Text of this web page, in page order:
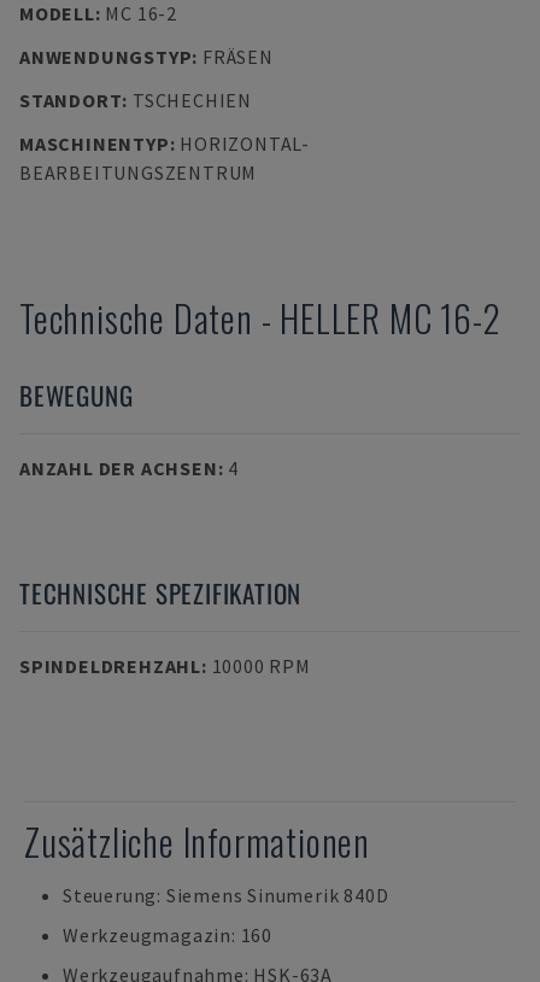
MODELL: MC 16-2
ANWENDUNGSTYP: FRÄSEN
STANDORT: TSCHECHIEN
MASCHINENTYP: HORIZONTAL-
BEARBEITUNGSZENTRUM
Technische Daten - HELLER MC 16-2
BEWEGUNG
ANZAHL DER ACHSEN: 4
TECHNISCHE SPEZIFIKATION
SPINDELDREHZAHL: 10000 RPM
Zusätzliche Informationen
Steuerung: Siemens Sinumerik 840D
Werkzeugmagazin: 160
Werkzeugaufnahme: HSK-63A